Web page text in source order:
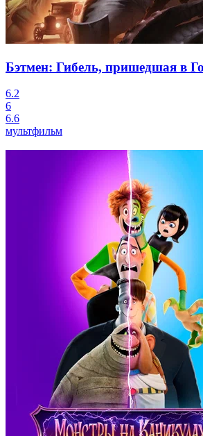
Бэтмен: Гибель, пришедшая в
6.2
6
6.6
мультфильм